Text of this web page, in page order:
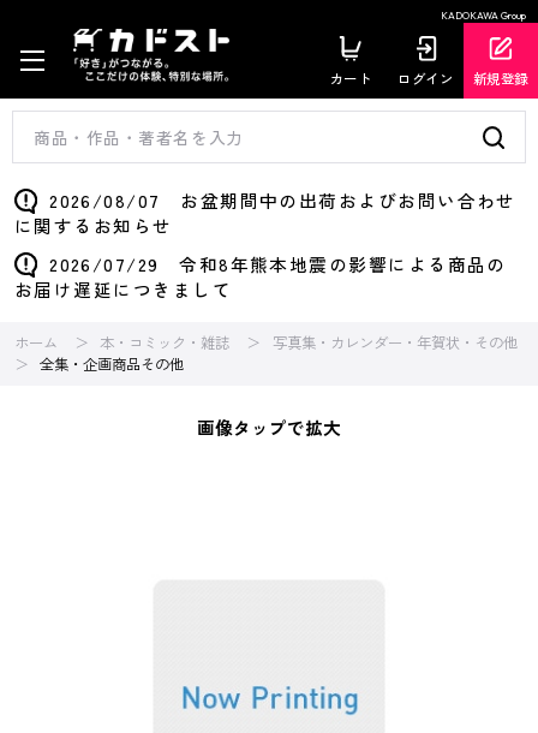
KADOKAWA Group
カート ログイン 新規登録
2026/08/07 お盆期間中の出荷およびお問い合わせ
に関するお知らせ
2026/07/29 令和8年熊本地震の影響による商品の
お届け遅延につきまして
ホーム 本・コミック・雑誌
写真集・カレンダー・年賀状・その他
全集・企画商品その他
画像タップで拡大